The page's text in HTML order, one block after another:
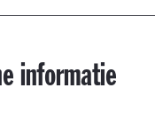
van Amsterdam bij
omvat
ze werk waarbij
wordt en alle zintuigen
informatie